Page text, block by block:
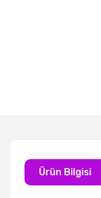
Ürün Bilgisi